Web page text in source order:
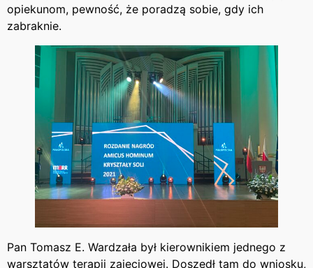
opiekunom, pewność, że poradzą sobie, gdy ich
zabraknie.
Pan Tomasz E. Wardzała był kierownikiem jednego z
warsztatów terapii zajęciowej. Doszedł tam do wniosku,